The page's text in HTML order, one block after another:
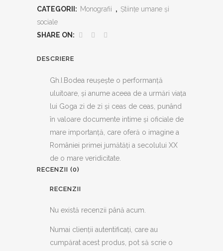
CATEGORII: Monografii , Ştiinţe umane şi
sociale
SHARE ON:
DESCRIERE
Gh.I.Bodea reuşeşte o performanţă
uluitoare, şi anume aceea de a urmări viaţa
lui Goga zi de zi şi ceas de ceas, punând
în valoare documente intime şi oficiale de
mare importanţă, care oferă o imagine a
României primei jumătăţi a secolului XX
de o mare veridicitate.
RECENZII (0)
RECENZII
Nu există recenzii până acum.
Numai clienții autentificați, care au
cumpărat acest produs, pot să scrie o